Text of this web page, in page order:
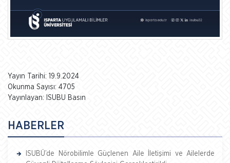
Yayın Tarihi: 19.9.2024
Okunma Sayısı: 4705
Yayınlayan: ISUBU Basın
HABERLER
ISUBÜ’de Nörobilimle Güçlenen Aile İletişimi ve Ailelerde